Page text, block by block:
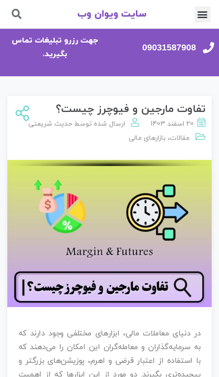
سایت ویوان وب
09031587908
جهت رزرو تبلیغات تماس
بگیرید.
تفاوت مارجین و فیوچرز چیست؟
20 اسفند 1403 ارسال شده توسط حدیث شریعتی
مقالات، بازارهای مالی
در دنیای معاملات مالی، ابزارهای مختلفی وجود دارند که
به سرمایه‌گذاران و معامله‌گران این امکان را می‌دهند که
با استفاده از اعتبار قرضی و اهرم، پوزیشن‌های بزرگتر و
پیچیده‌تری بگیرند. دو مورد از این ابزارها که از اهمیت